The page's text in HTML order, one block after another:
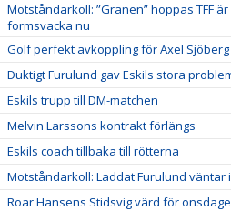
Motståndarkoll: ”Granen” hoppas TFF
formsvacka nu
Golf perfekt avkoppling för Axel Sjöberg
Duktigt Furulund gav Eskils stora
Eskils trupp till DM-matchen
Melvin Larssons kontrakt förlängs
Eskils coach tillbaka till rötterna
Motståndarkoll: Laddat Furulund väntar
Roar Hansens Stidsvig värd för